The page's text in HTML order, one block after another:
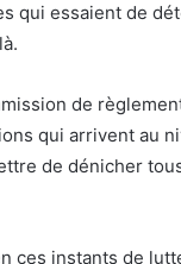
qui essaient de
de
qui arrivent au
de dénicher
ces instants de